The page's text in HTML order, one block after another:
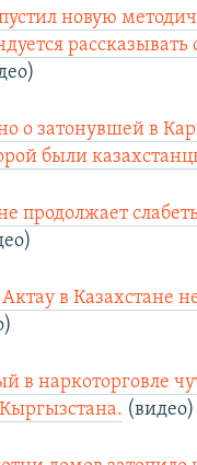
новую
о затонувшей в
были
продолжает
в Казахстане
в наркоторговле
(видео)